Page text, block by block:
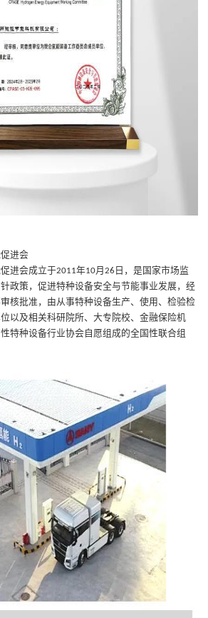
进会
进会成立于2011年10月26 日，是 国家市场监
政策，促进特种设备安全与节能事业发展，经
核批准，由从事特种设备生产、使用、检验检
以及相关科研院所、大专院校、金融保险机
特种设备行业协会自愿组成的全国性联合组